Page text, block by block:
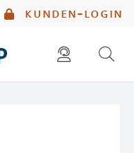
kunden-login